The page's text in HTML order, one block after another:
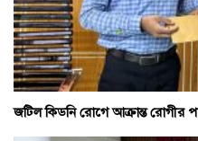
জটিল কিডনি রোগে আক্রান্ত রোগীর